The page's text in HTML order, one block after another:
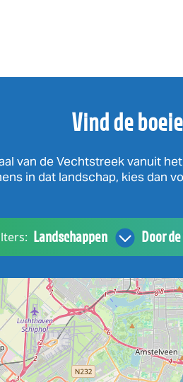
Vind de
van de Vechtstreek vanuit
in dat landschap, kies dan
Landschappen Door